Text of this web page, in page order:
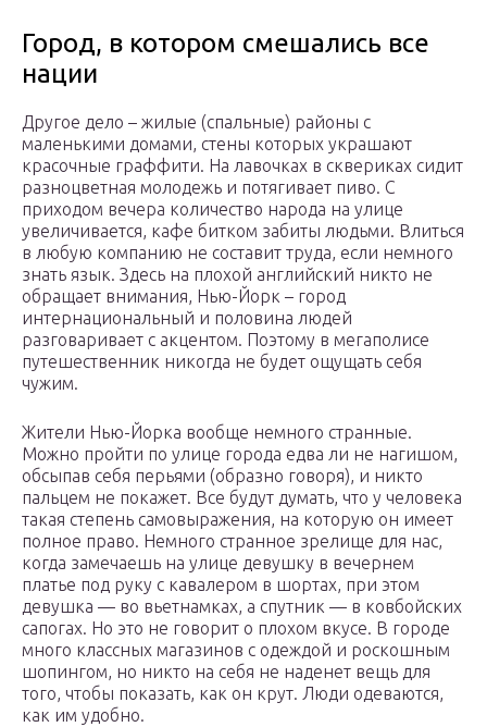
Город, в котором смешались все
нации
Другое дело – жилые (спальные) районы с
маленькими домами, стены которых украшают
красочные граффити. На лавочках в сквериках сидит
разноцветная молодежь и потягивает пиво. С
приходом вечера количество народа на улице
увеличивается, кафе битком забиты людьми. Влиться
в любую компанию не составит труда, если немного
знать язык. Здесь на плохой английский никто не
обращает внимания, Нью-Йорк – город
интернациональный и половина людей
разговаривает с акцентом. Поэтому в мегаполисе
путешественник никогда не будет ощущать себя
чужим.
Жители Нью-Йорка вообще немного странные.
Можно пройти по улице города едва ли не нагишом,
обсыпав себя перьями (образно говоря), и никто
пальцем не покажет. Все будут думать, что у человека
такая степень самовыражения, на которую он имеет
полное право. Немного странное зрелище для нас,
когда замечаешь на улице девушку в вечернем
платье под руку с кавалером в шортах, при этом
девушка — во вьетнамках, а спутник — в ковбойских
сапогах. Но это не говорит о плохом вкусе. В городе
много классных магазинов с одеждой и роскошным
шопингом, но никто на себя не наденет вещь для
того, чтобы показать, как он крут. Люди одеваются,
как им удобно.